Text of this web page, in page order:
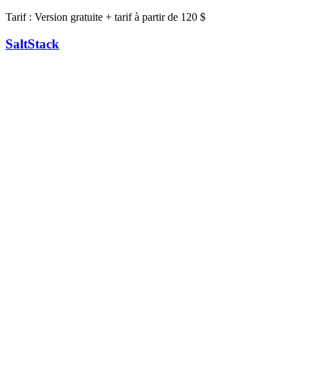
Tarif : Version gratuite + tarif à partir de 120 $
SaltStack